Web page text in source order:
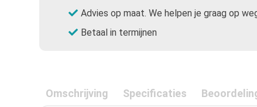
Advies op maat. We helpen je graag op
Betaal in termijnen
Omschrijving Specificaties